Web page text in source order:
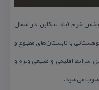
خرم آباد تنكابن در شمال
با تابستان‌های مطبوع و
اقلیمی و طبیعی ویژه و
می‌شود.